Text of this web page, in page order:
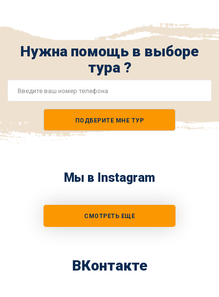
Нужна помощь в выборе
тура ?
ПОДБЕРИТЕ МНЕ ТУР
Мы в Instagram
СМОТРЕТЬ ЕЩЕ
ВКонтакте